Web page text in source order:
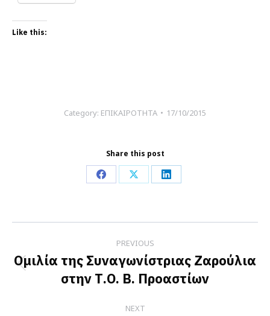
Like this:
Category: ΕΠΙΚΑΙΡΟΤΗΤΑ 17/10/2015
Share this post
Share
Facebook
Share
X
Share
LinkedIn
navigation
PREVIOUS
Previous
post:
Ομιλία της Συναγωνίστριας Ζαρούλια
στην Τ.Ο. Β. Προαστίων
NEXT